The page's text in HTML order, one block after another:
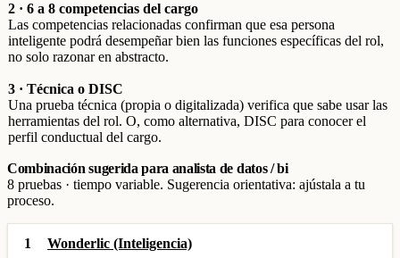
2 · 6 a 8 competencias del cargo
Las competencias relacionadas confirman que esa persona
inteligente podrá desempeñar bien las funciones específicas del rol,
no solo razonar en abstracto.
3 · Técnica o DISC
Una prueba técnica (propia o digitalizada) verifica que sabe usar las
herramientas del rol. O, como alternativa, DISC para conocer el
perfil conductual del cargo.
Combinación sugerida para analista de datos / bi
8 pruebas · tiempo variable. Sugerencia orientativa: ajústala a tu
proceso.
1 Wonderlic (Inteligencia)